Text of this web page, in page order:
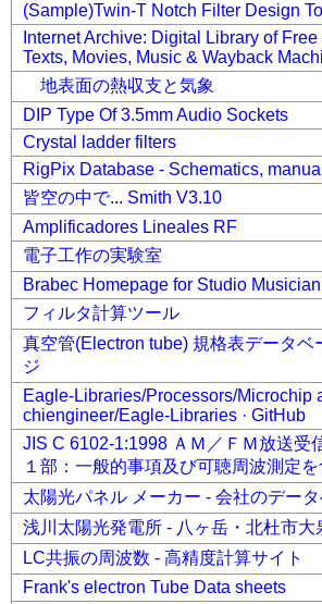
(Sample)Twin-T Notch Filter Design
Internet Archive: Digital Library of
Texts, Movies, Music & Wayback
地表面の熱収支と気象
DIP Type Of 3.5mm Audio Sockets
Crystal ladder filters
RigPix Database - Schematics,
皆空の中で... Smith V3.10
Amplificadores Lineales RF
電子工作の実験室
Brabec Homepage for Studio
フィルタ計算ツール
真空管(Electron tube) 規格表データベ
ジ
Eagle-Libraries/Processors/Microchip
chiengineer/Eagle-Libraries · GitHub
JIS C 6102-1:1998 ＡＭ／ＦＭ放送
１部：一般的事項及び可聴周波測定
太陽光パネル メーカー - 会社のデー
浅川太陽光発電所 - 八ヶ岳・北杜市大
LC共振の周波数 - 高精度計算サイト
Frank's electron Tube Data sheets